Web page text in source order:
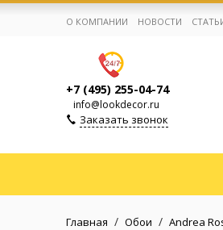
Корзина:0
Избранное:0
О КОМПАНИИ НОВОСТИ
+7 (495) 255-04-74
info@lookdecor.ru
Заказать звонок
Главная / Обои / Andrea